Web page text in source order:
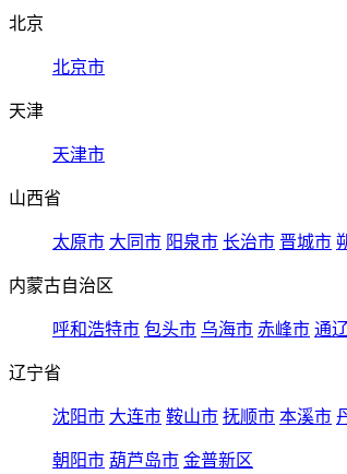
北京
北京市
天津
天津市
山西省
太原市 大同市 阳泉市 长治市 晋城市
内蒙古自治区
呼和浩特市 包头市 乌海市 赤峰市 通
辽宁省
沈阳市 大连市 鞍山市 抚顺市 本溪市
朝阳市 葫芦岛市 金普新区